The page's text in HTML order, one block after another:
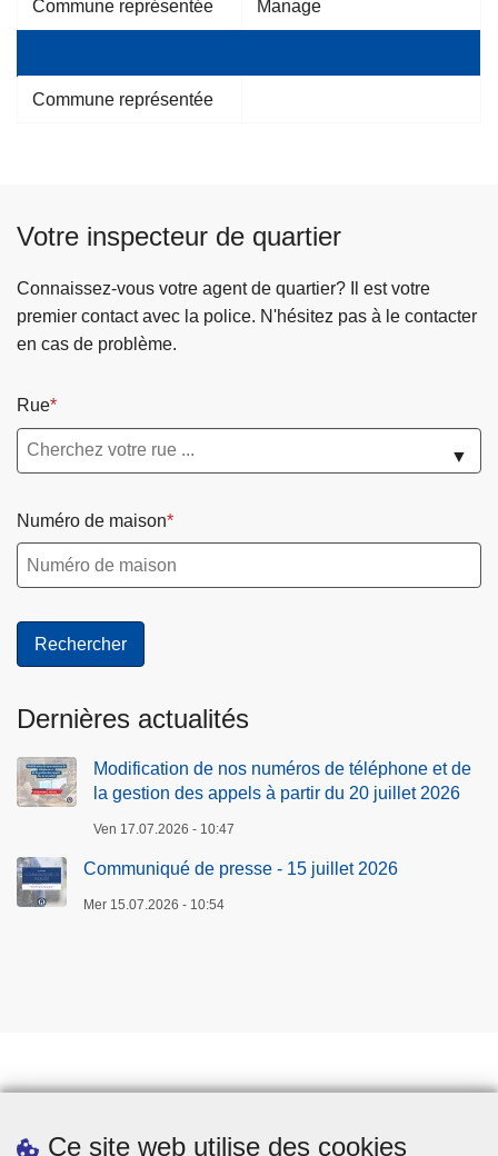
Ce site web utilise des cookies
Commune représentée Manage
Commune représentée
Votre inspecteur de quartier
Connaissez-vous votre agent de quartier? Il est votre
premier contact avec la police. N'hésitez pas à le contacter
en cas de problème.
Rue
▼
Numéro de maison
Dernières actualités
Modification de nos numéros de téléphone et de
la gestion des appels à partir du 20 juillet 2026
Ven 17.07.2026 - 10:47
Communiqué de presse - 15 juillet 2026
Mer 15.07.2026 - 10:54